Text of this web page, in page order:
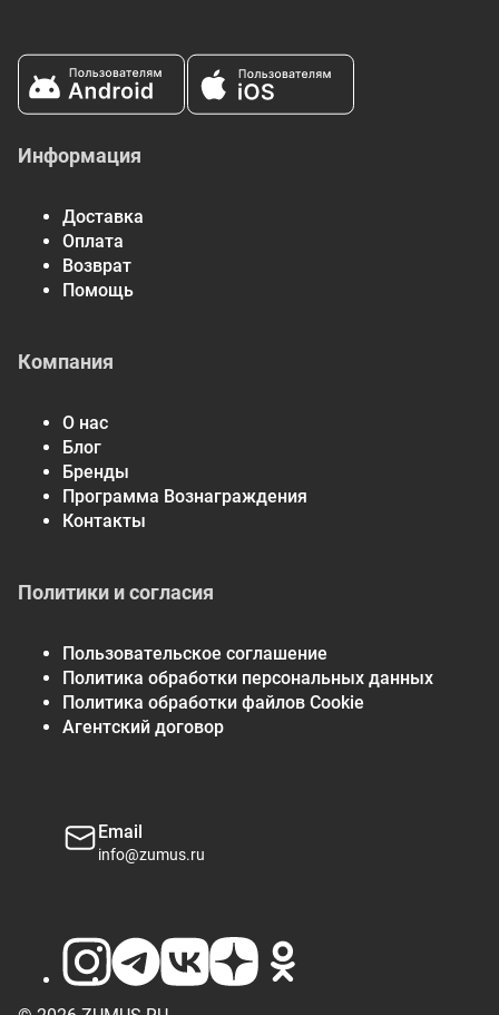
Информация
Доставка
Оплата
Возврат
Помощь
Компания
О нас
Блог
Бренды
Программа Вознаграждения
Контакты
Политики и согласия
Пользовательское соглашение
Политика обработки персональных данных
Политика обработки файлов Cookie
Агентский договор
Email
info@zumus.ru